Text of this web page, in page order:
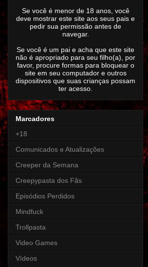
Se você é menor de 18 anos, você
deve mostrar este site aos seus pais e
pedir sua permissão antes de
navegar.
Se você é um pai e acha que este site
não é apropriado para seu filho(a), por
favor, procure formas para bloquear o
site em seu computador e outros
dispositivos que suas crianças possam
ter acesso.
Marcadores
+18
Comunicados e Atualizações
Creeper da Semana
Creepypasta dos Fãs
Episódios Perdidos
Mindfuck
Trollpasta
Video Games
Vídeos